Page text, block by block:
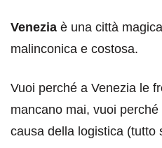
Venezia è una città
malinconica e costosa.
Vuoi perché a Venezia le
mancano mai, vuoi
causa della logistica (tutto